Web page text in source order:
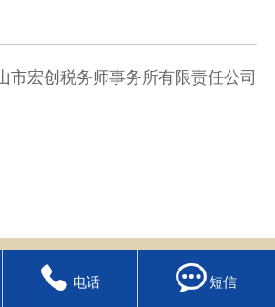
市宏创税务师事务所有限责任公司
 电话  短信